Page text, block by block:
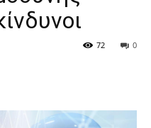
0
72